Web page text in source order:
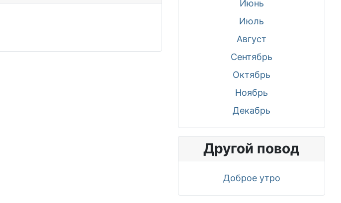
Июнь
Июль
Август
Сентябрь
Октябрь
Ноябрь
Декабрь
Другой повод
Доброе утро